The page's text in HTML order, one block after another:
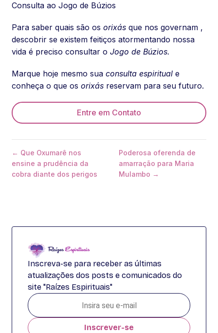
Consulta ao Jogo de Búzios
Para saber quais são os orixás que nos governam ,
descobrir se existem feitiços atormentando nossa
vida é preciso consultar o Jogo de Búzios.
Marque hoje mesmo sua consulta espiritual e
conheça o que os orixás reservam para seu futuro.
Entre em Contato
← Que Oxumarê nos
ensine a prudência da
cobra diante dos perigos
Poderosa oferenda de
amarração para Maria
Mulambo →
Inscreva-se para receber as últimas
atualizações dos posts e comunicados do
site "Raízes Espirituais"
Inscrever-se